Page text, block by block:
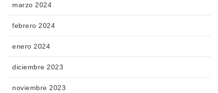
marzo 2024
febrero 2024
enero 2024
diciembre 2023
noviembre 2023